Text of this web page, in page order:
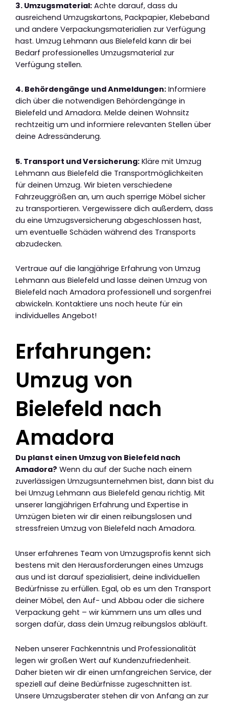
3. Umzugsmaterial: Achte darauf, dass du
ausreichend Umzugskartons, Packpapier, Klebeband
und andere Verpackungsmaterialien zur Verfügung
hast. Umzug Lehmann aus Bielefeld kann dir bei
Bedarf professionelles Umzugsmaterial zur
Verfügung stellen.
4. Behördengänge und Anmeldungen: Informiere
dich über die notwendigen Behördengänge in
Bielefeld und Amadora. Melde deinen Wohnsitz
rechtzeitig um und informiere relevanten Stellen über
deine Adressänderung.
5. Transport und Versicherung: Kläre mit Umzug
Lehmann aus Bielefeld die Transportmöglichkeiten
für deinen Umzug. Wir bieten verschiedene
Fahrzeuggrößen an, um auch sperrige Möbel sicher
zu transportieren. Vergewissere dich außerdem, dass
du eine Umzugsversicherung abgeschlossen hast,
um eventuelle Schäden während des Transports
abzudecken.
Vertraue auf die langjährige Erfahrung von Umzug
Lehmann aus Bielefeld und lasse deinen Umzug von
Bielefeld nach Amadora professionell und sorgenfrei
abwickeln. Kontaktiere uns noch heute für ein
individuelles Angebot!
Erfahrungen:
Umzug von
Bielefeld nach
Amadora
Du planst einen Umzug von Bielefeld nach
Amadora? Wenn du auf der Suche nach einem
zuverlässigen Umzugsunternehmen bist, dann bist du
bei Umzug Lehmann aus Bielefeld genau richtig. Mit
unserer langjährigen Erfahrung und Expertise in
Umzügen bieten wir dir einen reibungslosen und
stressfreien Umzug von Bielefeld nach Amadora.
Unser erfahrenes Team von Umzugsprofis kennt sich
bestens mit den Herausforderungen eines Umzugs
aus und ist darauf spezialisiert, deine individuellen
Bedürfnisse zu erfüllen. Egal, ob es um den Transport
deiner Möbel, den Auf- und Abbau oder die sichere
Verpackung geht – wir kümmern uns um alles und
sorgen dafür, dass dein Umzug reibungslos abläuft.
Neben unserer Fachkenntnis und Professionalität
legen wir großen Wert auf Kundenzufriedenheit.
Daher bieten wir dir einen umfangreichen Service, der
speziell auf deine Bedürfnisse zugeschnitten ist.
Unsere Umzugsberater stehen dir von Anfang an zur